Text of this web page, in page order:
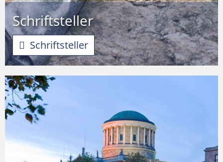
Schriftsteller
Schriftsteller